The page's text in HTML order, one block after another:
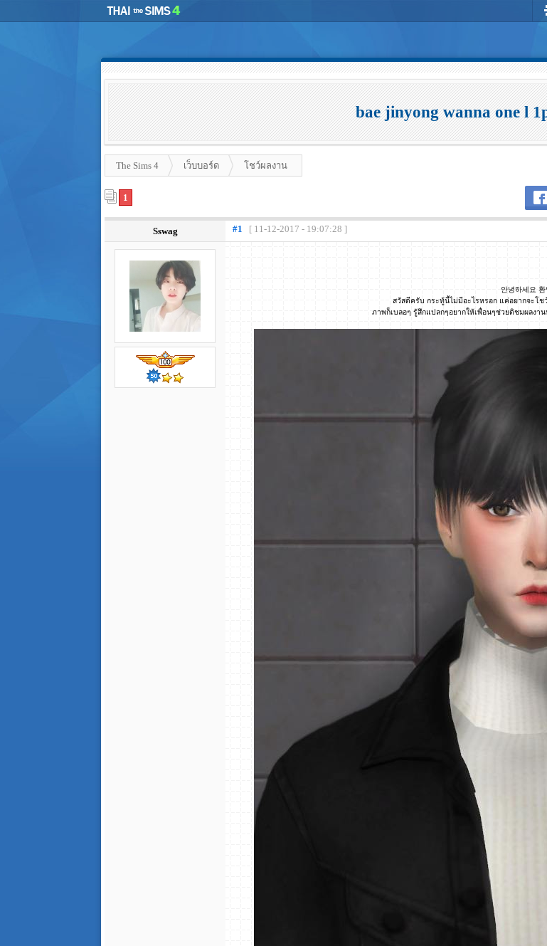
bae jinyong wanna one l
The Sims 4 เว็บบอร์ด โชว์ผลงาน
1
Sswag #1 [ 11-12-2017 - 19:07:28 ]
안녕하세요 환
สวัสดีครับ กระทู้นี้ไม่มีอะไรหรอก แค่อยากจะโช
ภาพก็เบลอๆ รู้สึกแปลกๆอยากให้เพื่อนๆช่วยติชมผลงา